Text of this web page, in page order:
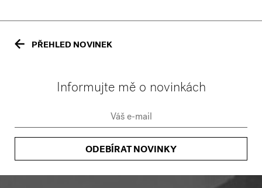
PŘEHLED NOVINEK
Informujte mě o novinkách
ODEBÍRAT NOVINKY